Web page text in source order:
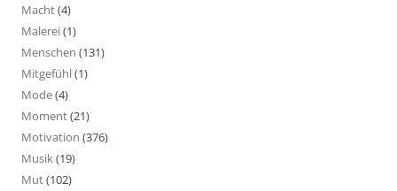
Macht(4)
Malerei(1)
Menschen (131)
Mitgefühl(1)
Mode(4)
Moment(21)
Motivation (376)
Musik(19)
Mut(102)